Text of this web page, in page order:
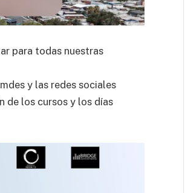
para todas nuestras
y las redes sociales
de los cursos y los días